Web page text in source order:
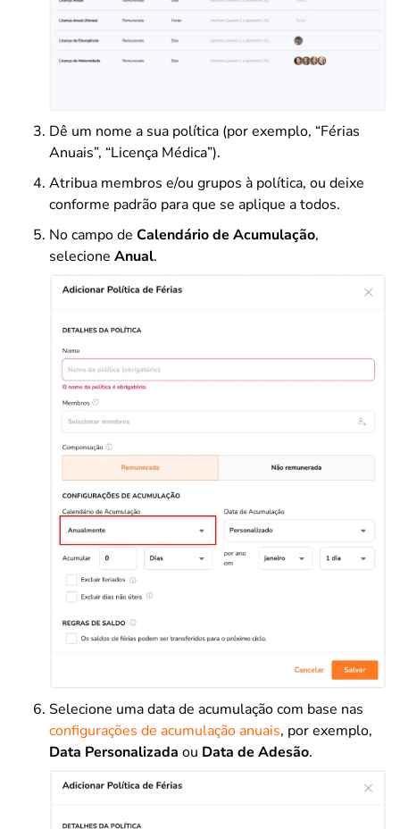
Dê um nome a sua política (por exemplo, “Férias
Anuais”, “Licença Médica”).
Atribua membros e/ou grupos à política, ou deixe
conforme padrão para que se aplique a todos.
No campo de Calendário de Acumulação,
selecione Anual.
Selecione uma data de acumulação com base nas
configurações de acumulação anuais, por exemplo,
Data Personalizada ou Data de Adesão.